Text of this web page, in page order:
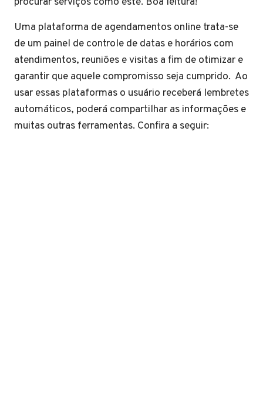
Uma plataforma de agendamentos online trata-se
de um painel de controle de datas e horários com
atendimentos, reuniões e visitas a fim de otimizar e
garantir que aquele compromisso seja cumprido. Ao
usar essas plataformas o usuário receberá lembretes
automáticos, poderá compartilhar as informações e
muitas outras ferramentas. Confira a seguir: